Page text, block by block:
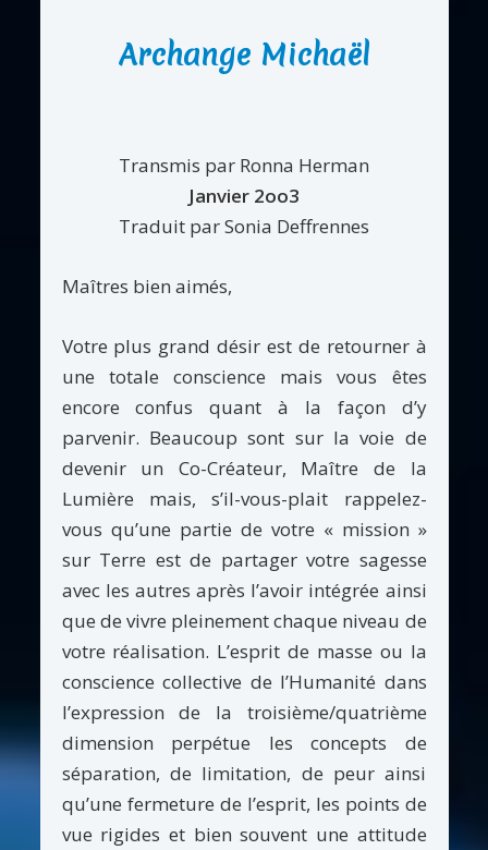
Archange Michaël
Transmis par Ronna Herman
Janvier 2oo3
Traduit par Sonia Deffrennes
Maîtres bien aimés,
Votre plus grand désir est de retourner à
une totale conscience mais vous êtes
encore confus quant à la façon d’y
parvenir. Beaucoup sont sur la voie de
devenir un Co-Créateur, Maître de la
Lumière mais, s’il-vous-plait rappelez-
vous qu’une partie de votre « mission »
sur Terre est de partager votre sagesse
avec les autres après l’avoir intégrée ainsi
que de vivre pleinement chaque niveau de
votre réalisation. L’esprit de masse ou la
conscience collective de l’Humanité dans
l’expression de la troisième/quatrième
dimension perpétue les concepts de
séparation, de limitation, de peur ainsi
qu’une fermeture de l’esprit, les points de
vue rigides et bien souvent une attitude